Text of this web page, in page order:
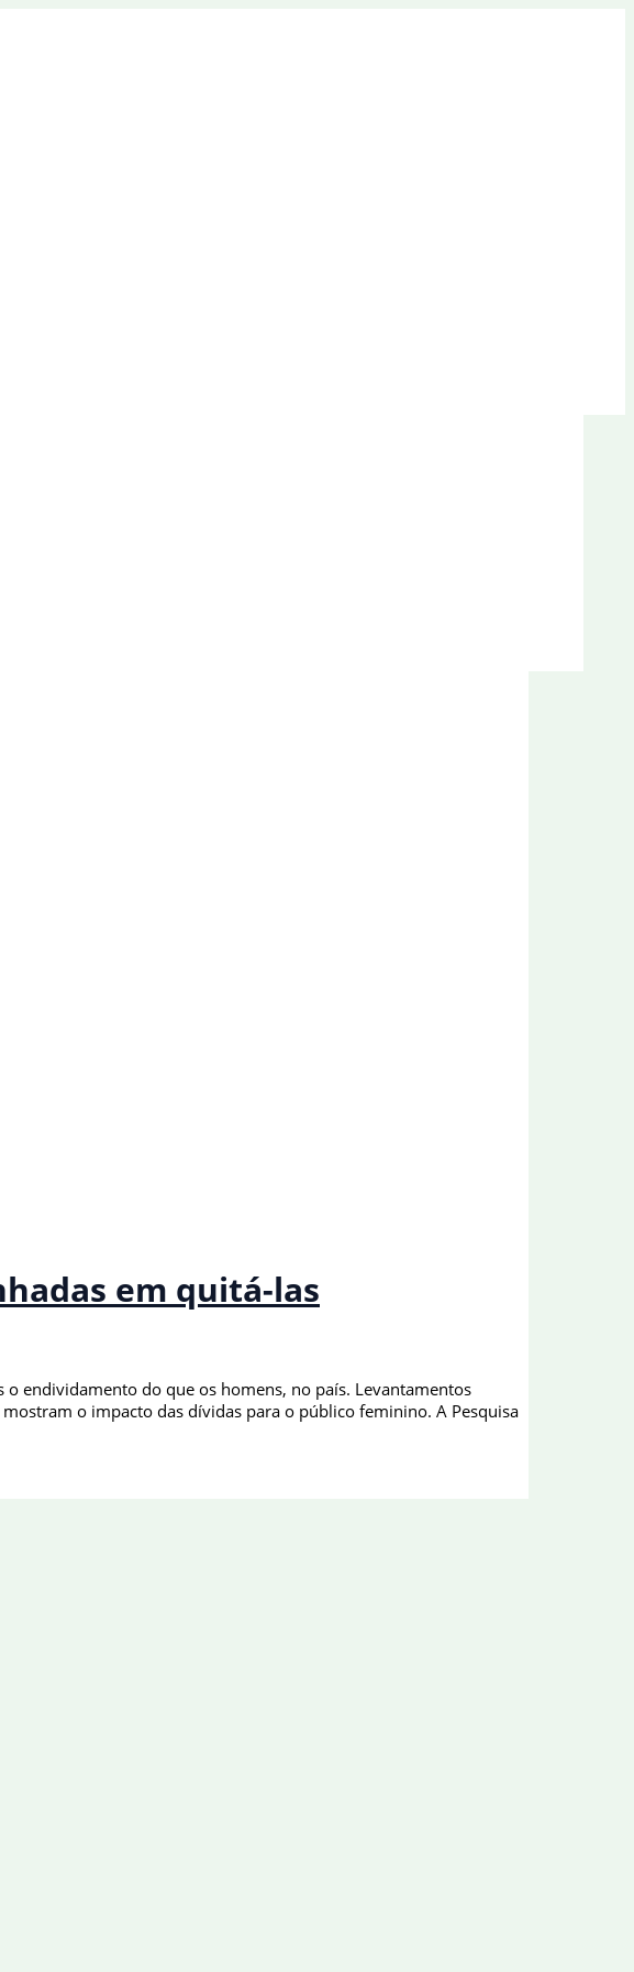
em quitá-las
endividamento do que os homens, no país. Levantamentos
o impacto das dívidas para o público feminino. A Pesquisa